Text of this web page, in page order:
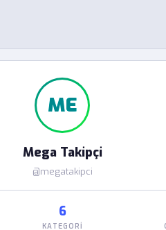
ME
Mega Takipçi
@megatakipci
6
KATEGORI